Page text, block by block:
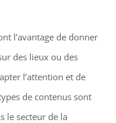
l’avantage de donner
des lieux ou des
l’attention et de
de contenus sont
le secteur de la